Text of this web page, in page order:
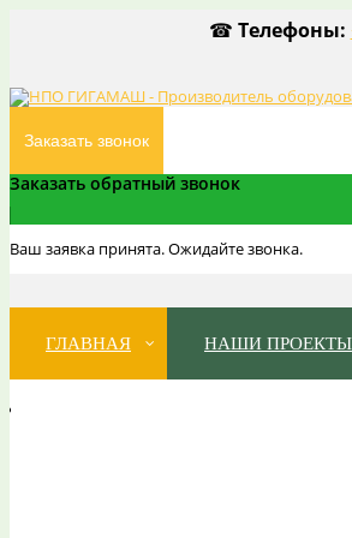
☎ Телефоны:
Заказать звонок
Заказать обратный звонок
Ваш заявка принята. Ожидайте звонка.
ГЛАВНАЯ НАШИ ПРОЕКТЫ